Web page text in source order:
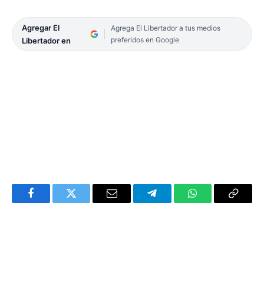
Agregar El
Libertador en
Agrega El Libertador a tus medios
preferidos en Google
FacebookTwitter Email TelegramWhatsAppCopy